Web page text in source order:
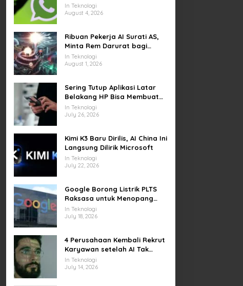
Kesulitan Kirim Gambar dan
Video di Sejumlah Wilayah
In Teknologi
August 4, 2026
Ribuan Pekerja AI Surati AS,
Minta Rem Darurat bagi
Teknologi Canggih
In Teknologi
August 1, 2026
Sering Tutup Aplikasi Latar
Belakang HP Bisa Membuat
Baterai Lebih Boros
In Teknologi
July 26, 2026
Kimi K3 Baru Dirilis, AI China Ini
Langsung Dilirik Microsoft
In Teknologi
July 22, 2026
Google Borong Listrik PLTS
Raksasa untuk Menopang
Pusat Data dan AI
In Teknologi
July 18, 2026
4 Perusahaan Kembali Rekrut
Karyawan setelah AI Tak
Penuhi Harapan
In Teknologi
July 14, 2026